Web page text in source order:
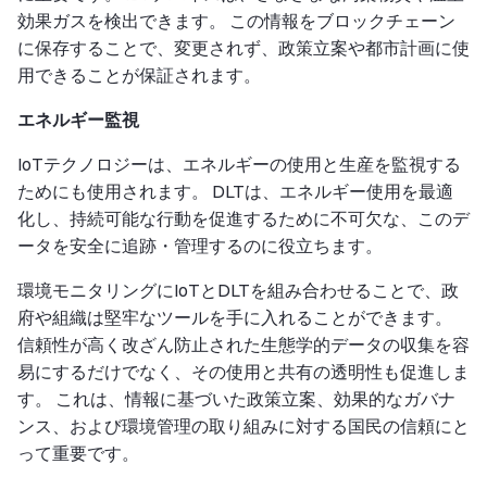
効果ガスを検出できます。 この情報をブロックチェーン
に保存することで、変更されず、政策立案や都市計画に使
用できることが保証されます。
エネルギー監視
IoTテクノロジーは、エネルギーの使用と生産を監視する
ためにも使用されます。 DLTは、エネルギー使用を最適
化し、持続可能な行動を促進するために不可欠な、このデ
ータを安全に追跡・管理するのに役立ちます。
環境モニタリングにIoTとDLTを組み合わせることで、政
府や組織は堅牢なツールを手に入れることができます。
信頼性が高く改ざん防止された生態学的データの収集を容
易にするだけでなく、その使用と共有の透明性も促進しま
す。 これは、情報に基づいた政策立案、効果的なガバナ
ンス、および環境管理の取り組みに対する国民の信頼にと
って重要です。